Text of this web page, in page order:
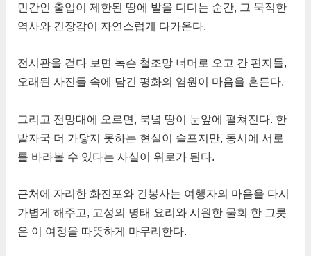
민간인 출입이 제한된 땅에 발을 디디는 순간, 그 묵직한
역사와 긴장감이 자연스럽게 다가온다.
전시관을 걷다 보면 녹슨 철조망 너머로 오고 간 편지들,
오래된 사진들 속에 담긴 평화의 염원이 마음을 흔든다.
그리고 전망대에 오르면, 북녘 땅이 눈앞에 펼쳐진다. 한
발자국 더 가닿지 못하는 현실이 슬프지만, 동시에 서로
를 바라볼 수 있다는 사실이 위로가 된다.
근처에 자리한 화진포와 건봉사는 여행자의 마음을 다시
가볍게 해주고, 고성의 명태 요리와 시원한 물회 한 그릇
은 이 여정을 따뜻하게 마무리한다.